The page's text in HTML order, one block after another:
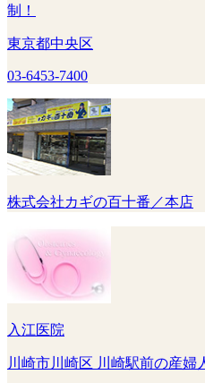
制！
東京都中央区
03-6453-7400
株式会社カギの百十番／本店
入江医院
川崎市川崎区 川崎駅前の産婦